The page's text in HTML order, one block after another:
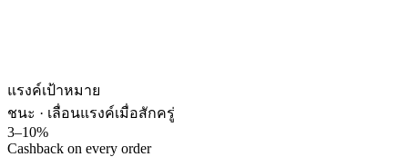
แรงค์เป้าหมาย
ชนะ · เลื่อนแรงค์เมื่อสักครู่
3–10%
Cashback on every order